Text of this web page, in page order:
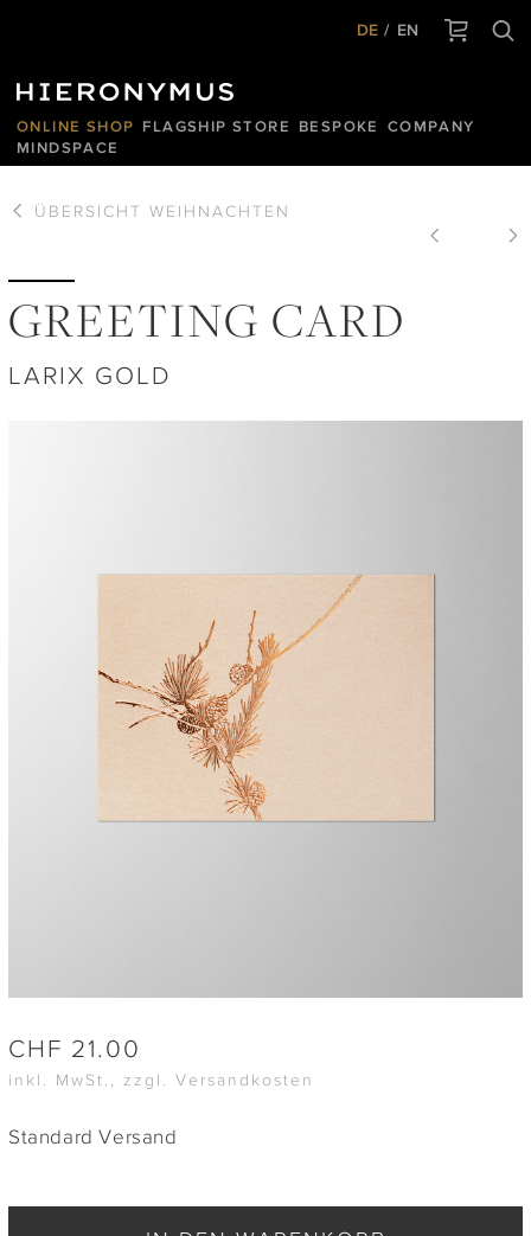
DE EN
ONLINE SHOP FLAGSHIP STORE BESPOKE
COMPANY
MINDSPACE
ÜBERSICHT WEIHNACHTEN
GREETING CARD
LARIX GOLD
CHF 21.00
inkl. MwSt., zzgl. Versandkosten
Standard Versand